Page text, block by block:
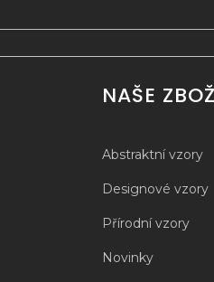
NAŠE
Abstraktní vzory
Designové vzory
Přírodní vzory
Novinky